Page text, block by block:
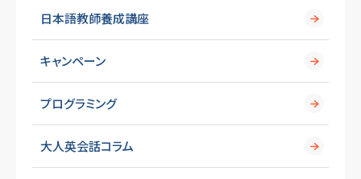
日本語教師養成講座
キャンペーン
プログラミング
大人英会話コラム